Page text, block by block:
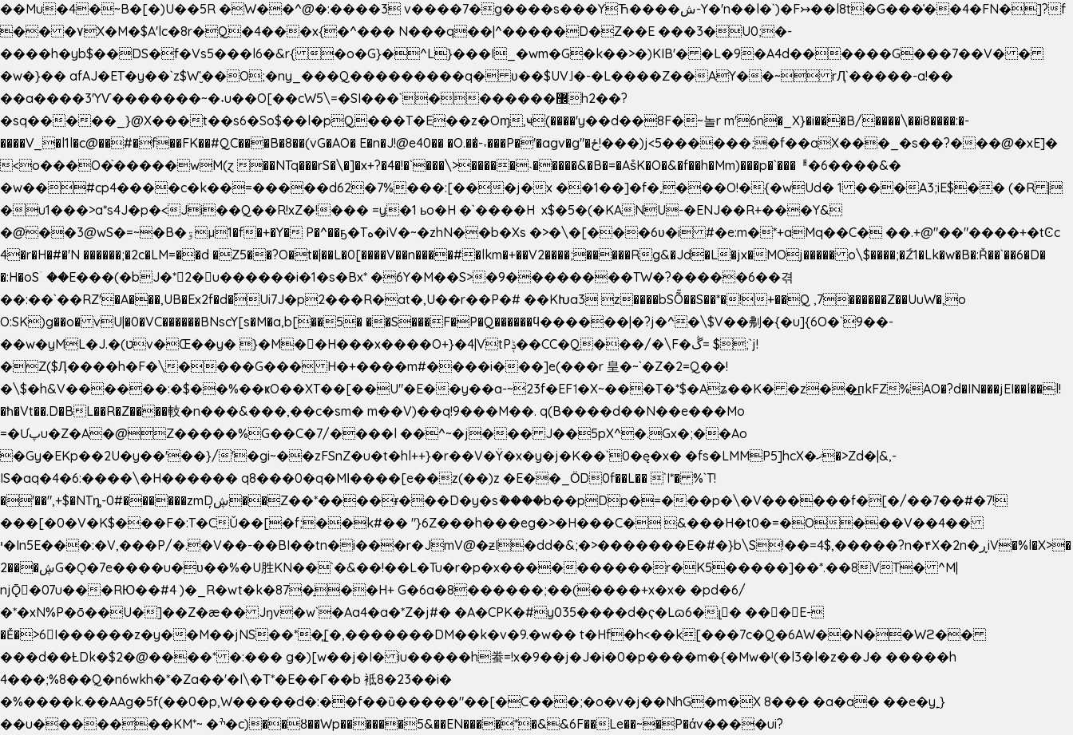
��Mu�4�~B�[�)U��5R �W��^@�:����3 v����7�g����s���YЋ����ش-Y�'n��l�`)�F↣��l8t�G���͑��4�FN�]?f
�� �۷X�M�$A'lc�8r�Q�4���x{�^��� N���q��|^�����D�Z��E ���3�U0;�-
����h�yb$��DS�f�Vs5���l6�&r{ �o�G}�^L}���I_�wm�G�k��>�)KIB'� �L�9�A4d������G���7��V� �
�w�}�� afAJ�ET�y��`z$W'̮��O;�ny_���Q���������q� ʋ��$UV˩�-�L����Z��AY��~ rԮ`�����-a!��
��a����3'YѴ�������~�˖u��O[��cW5\=�SI���`�������޼h2��?
�sq�����_}@X���t��s6�So$��l�pQ���T�E��z�Oɱ,ҹ(����'y��d��8F�~놀r m'6n�_X}�i���B/����\��i8����:�-
����V_�l1l�c@��#�f��FK��#QC���B�8��(vG�AO� E�n�J!@e40�� �O.��̍-˕���P�'�agv�g"�ځ!���)j<5������;�f��aX���_�s��?���@�xE]�
<o���O�֙�����wM(ɀ ��NTq���rS�\�]�x+?�4�!�`���\>�����˴�����&�B�=�As͒K�O�&�f��h�Mm)���p�`���ᅢ�6����&�
�w��#cp4����c�k��=�����d62�7%���:[���j�x ��1��]�f�,���O!�{�wUd� 1 ���A3;iE$�� (�R |
�u1���>a*s4J�p�<Ji��Q��R!xZ�!��� =y�1 ьo�H �`����H x$�5�(�KANU-�ENJ��R+���Y&
�@��3@wS�=~�B�ۊµ1�f�+�Y� P�^��ҕ�Tە�iV�~�zhN��b�Xs �>�\�[���6ʋ�i #�e:m�*+aMq��C� ��.+@"��"����+�tϾc
4�r�H�#�'N ������;�2c�LM=��d �Z5��?O�t�|��L�0[����V��n����#�lkm�+��V2����;�����Rg&�Jd�L�jx�MOj����� o\$����;�Ź1�Lk�w�B�:Ř��`��6�D�
�:H�oSۤ ��E���(�bJ�*2�u������i�1�s�Bx* �6Y�M��S>�9��������TW�?�����6��겪
��:��`��RZ'�A���,UB�Ex2f�d�֠Ui7J�p2���R�at�,U��r��P�# ��KԽa3 z����bSȬ��S��*�!+��Q ,7������Z��UuW�,o
O:SK)g��o� vU|�0�VC������BNscY[s�M�a,b[��5� ��S���F�P�Q������ϥ������|�?j�^�\$V��刜�{�u]{6O�`9��-
��w�yML�J.�(טv�Œ��y� }�M��H���x����O+}�4|VtPݙ��CC�Q���/�\F�ڴ= $;`j!
�Z($Ӆ����h�F�\����G��� H�+����m#����i���]e(���r 皇�~`�Z�2=Q��!
�\$�h&V������:�$��%��ҝO��XT��[��U"�E��y��a-~23f�EF˦�X~���T�*$�Aʑ��K� �z��͟пkFZ%AO�?d�IN���jEI��l��l!
�ħ�Vt��.D�BL��R�Z����䡋�n���&���,��c�sm� m��V)��q!9���M��. q(B����d��N��e���Mo
=�Ưپu�Z�A�@Z�����%G��C�7/����l ��^~�j��� J��5pX^�.Gx�;��Ao
�Gy�EKp��2U�y��'��}/'�gi~��zFSnZ�u�t�hl++}�r��V�Ÿ�x�y�j�K��`0�ę�x� �fs�LMMP5]hcX�ޚ�>Zd�|&,-
IS�aq�4�6:����\�H������ q8���0�q�Mߊ����[e��z(��)z �E��_ӦD0f��L�� `I*� %`T!
�'��",+$�NTȵ-0#������zmDڜ̦��Z��*����ɍ���D�y�sު����b��pDp�=���p�\�V������f�[�/��7��#�7!
���[�0�V�K$���F�:T�CŬ��[�f;��k#�� "}6Z���h���eg�>�H���C� &���H�t0�=�O���V��4��
י�In5E���:�V,���P/�.�V��-��BI��tn�i���r�JmV@�ƶI�dd�&;�>�������E�#�}b\S!��=4$,�����?n�۴X�2n�ڕiV�%l�X>�
2���ڜG�Ǫ�7e����u�υ��%�U胜KN��`�&��!��L�Tu�r�p�x����������r�K5�����]��*.��8VT� ^M|
njǬ�07u���RЮ��#4 )�_R�wt�k�87�̠��H+ G�6a�8������;��(����+x�x� �pd�6/
�*�xN%P�ō��U�]��Z�æ�� Jŋv�w`�Aa4�a�*Z�j#� �A�CPK�#y035����d�ҁ�Lɷ6�լ� ���E-
�Ě�>6򁊔I������z�y��M��jNS��*�͈[�,�������DM��k�v�9.�w�� t�Hf�h<��k[���7c�Q�6AW��N��Wϩ��
���d��ȽDk�$2�@����* �:��� g�)[w��j�I� iu�����h䖭=!x�9��j�J�i�0�p�� ��m�{�Mw�ˡ(�l3�l�z��J� �����h
4���;%8��Q�n6wkh�*�Za��'�I\�Τ*�E��Γ��b 袛8�23��i�
�%����k.��AAg�5f(��0�p,W�����d�:��f��ȕ�����"��[�C���;�o�v�j��NhG�m�X 8��� �a�a� ��e�y˿}
��u�������KM*~ �ׯ�c)��ȣ��Wp������5&��EN����*�&&6F��Le��~�P�άv����ui?